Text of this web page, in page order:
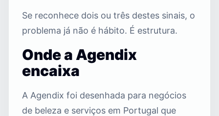
Se reconhece dois ou três destes sinais, o
problema já não é hábito. É estrutura.
Onde a Agendix
encaixa
A Agendix foi desenhada para negócios
de beleza e serviços em Portugal que